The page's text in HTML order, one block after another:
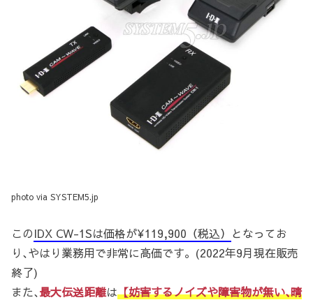
photo via SYSTEM5.jp
このIDX CW-1Sは価格が¥119,900（税込） となってお
り､やはり業務用で非常に高価です。(2022年9月現在販売
終了)
また､最大伝送距離は【妨害するノイズや障害物が無い､晴